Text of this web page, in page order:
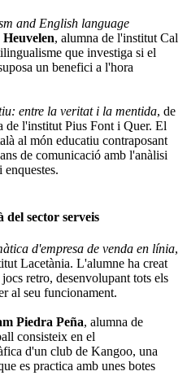
and English language
, alumna de l'institut Cal
que investiga si el
un benefici a l'hora
entre la veritat i la mentida, de
de l'institut Pius Font i Quer. El
al món educatiu contraposant
de comunicació amb l'anàlisi
sector serveis
d'empresa de venda en línia,
Lacetània. L'alumne ha creat
retro, desenvolupant tots els
al seu funcionament.
Piedra Peña, alumna de
consisteix en el
d'un club de Kangoo, una
es practica amb unes botes